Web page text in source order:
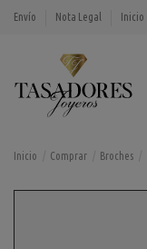
Envío Nota Legal Inicio
Inicio Comprar Broches